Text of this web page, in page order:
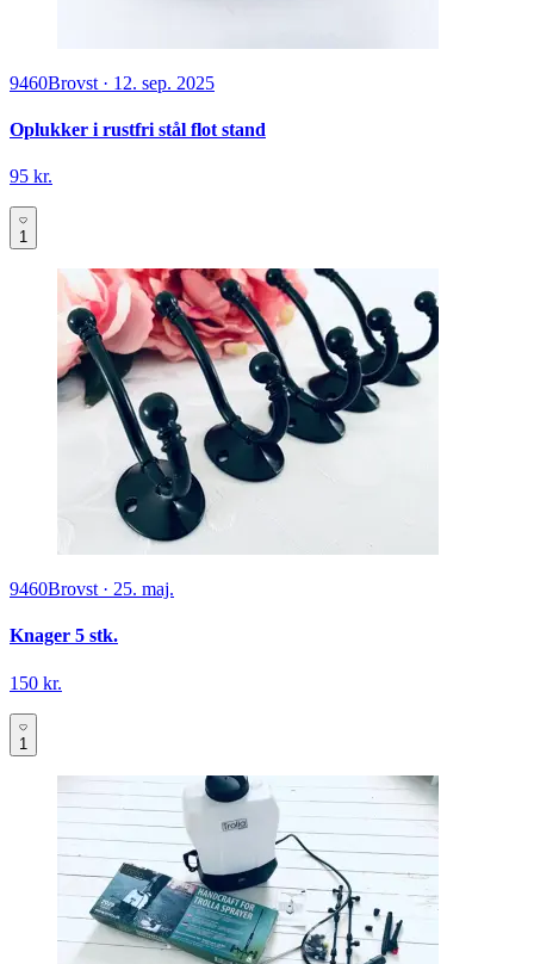
9460Brovst · 12. sep. 2025
Oplukker i rustfri stål flot stand
95 kr.
1
9460Brovst · 25. maj.
Knager 5 stk.
150 kr.
1